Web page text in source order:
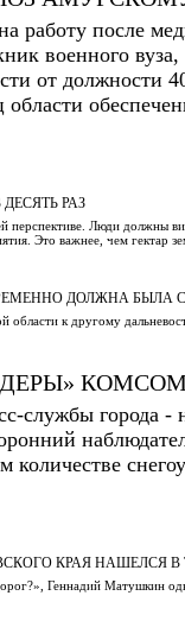
работу после
военного
от должности
РАЗ
Люди должны
Это важнее, чем гектар
ДОЛЖНА БЫЛА
области к другому
службы города
КРАЯ НАШЕЛСЯ В
Геннадий Матушкин